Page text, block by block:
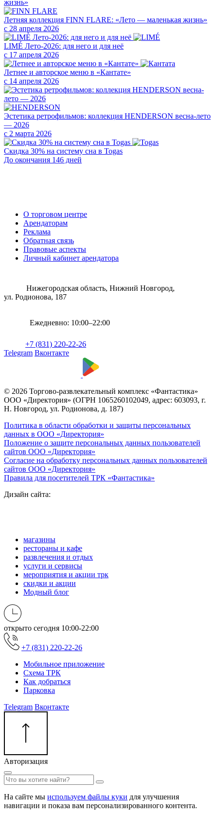
Летняя коллекция FINN FLARE: «Лето — маленькая жизнь»
с 28 апреля 2026
LIMÉ Лето-2026: для него и для неё
с 17 апреля 2026
Летнее и авторское меню в «Кантате»
с 14 апреля 2026
Эстетика ретрофильмов: коллекция HENDERSON весна-лето
— 2026
с 2 марта 2026
Скидка 30% на систему сна в Togas
До окончания 146 дней
О торговом центре
Арендаторам
Реклама
Обратная связь
Правовые аспекты
Личный кабинет арендатора
Нижегородская область, Нижний Новгород,
ул. Родионова, 187
Ежедневно: 10:00–22:00
+7 (831) 220-22-26
Telegram Вконтакте
© 2026 Торгово-развлекательный комплекс «Фантастика»
ООО «Директория» (ОГРН 1065260102049, адрес: 603093, г.
Н. Новгород, ул. Родионова, д. 187)
Политика в области обработки и защиты персональных
данных в ООО «Директория»
Положение о защите персональных данных пользователей
сайтов ООО «Директория»
Согласие на обработку персональных данных пользователей
сайтов ООО «Директория»
Правила для посетителей ТРК «Фантастика»
Дизайн сайта:
магазины
рестораны и кафе
развлечения и отдых
услуги и сервисы
мероприятия и акции трк
скидки и акции
Модный блог
открыто сегодня 10:00-22:00
+7 (831) 220-22-26
Мобильное приложение
Схема ТРК
Как добраться
Парковка
Telegram Вконтакте
Авторизация
На сайте мы используем файлы куки для улучшения
навигации и показа вам персонализированного контента.